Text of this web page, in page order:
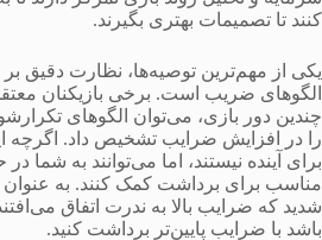
کنند تا تصمیمات بهتری بگیرند.
یکی از مهم‌ترین توصیه‌ها، نظارت دقیق بر
الگوهای ضریب است. برخی بازیکنان
چندین دور بازی، می‌توان الگوهای
را در افزایش ضرایب تشخیص داد. اگرچه
برای آینده نیستند، اما می‌توانند به شما
مناسب برای برداشت کمک کنند. به عنوان
شدید که ضرایب بالا به ندرت اتفاق
باشد با ضرایب پایین‌تر برداشت کنید.